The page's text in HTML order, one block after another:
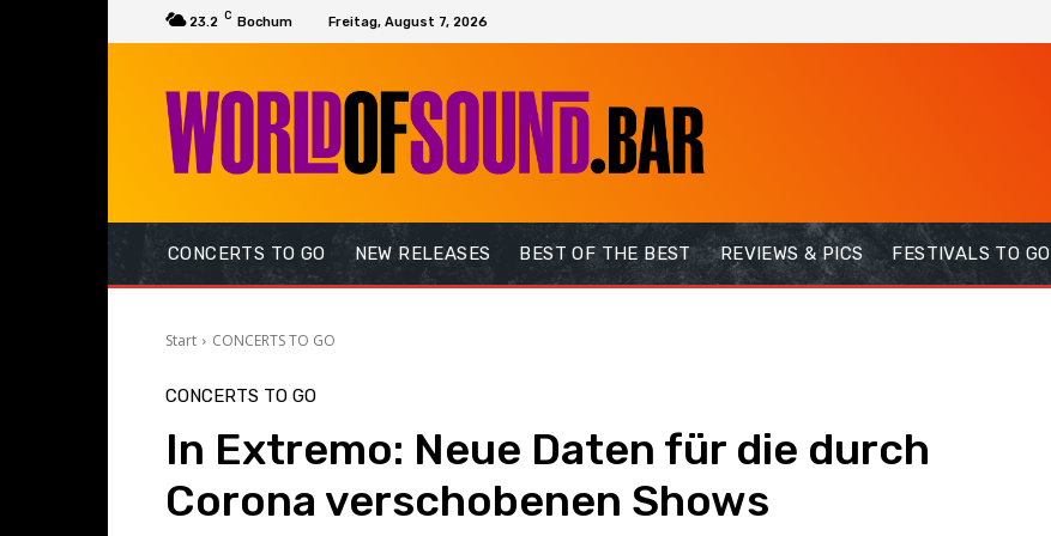
23.2 C Bochum Freitag, August 7, 2026
CONCERTS TO GO NEW RELEASES BEST OF THE BEST REVIEWS & PICS FESTIVALS TO GO
Start CONCERTS TO GO
CONCERTS TO GO
In Extremo: Neue Daten für die durch
Corona verschobenen Shows